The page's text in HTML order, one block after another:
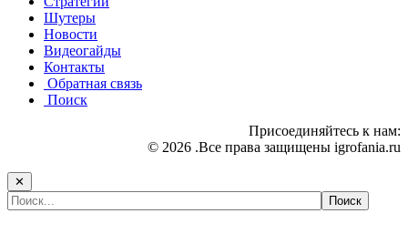
Шутеры
Новости
Видеогайды
Контакты
Обратная связь
Поиск
Присоединяйтесь к нам:
© 2026 .Все права защищены igrofania.ru
✕